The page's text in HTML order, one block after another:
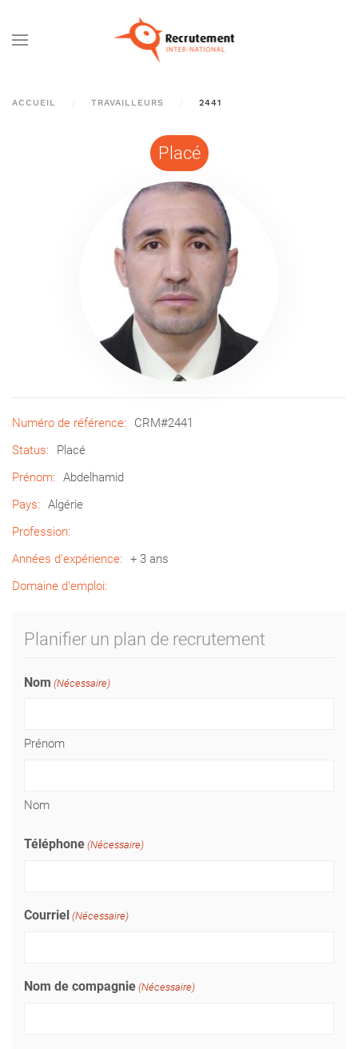
Passer au contenu principal
ACCUEIL TRAVAILLEURS 2441
Placé
Numéro de référence:
CRM#2441
Status:
Placé
Prénom:
Abdelhamid
Pays:
Algérie
Profession:
Années d’expérience:
+ 3 ans
Domaine d’emploi:
Planifier un plan de recrutement
Nom (Nécessaire)
Prénom
Nom
Téléphone (Nécessaire)
Courriel (Nécessaire)
Nom de compagnie (Nécessaire)